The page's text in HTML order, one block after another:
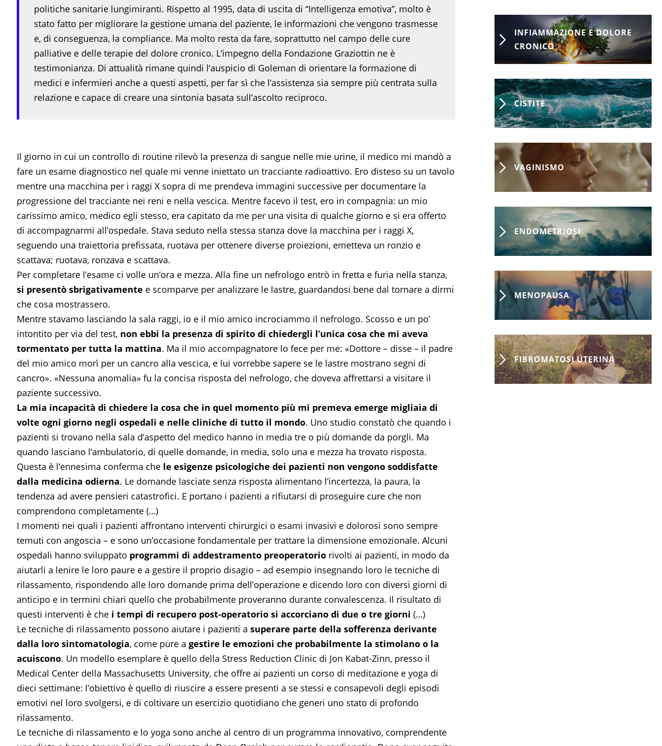
politiche sanitarie lungimiranti. Rispetto al 1995, data di uscita di “Intelligenza emotiva”, molto è
stato fatto per migliorare la gestione umana del paziente, le informazioni che vengono trasmesse
e, di conseguenza, la compliance. Ma molto resta da fare, soprattutto nel campo delle cure
palliative e delle terapie del dolore cronico. L’impegno della Fondazione Graziottin ne è
testimonianza. Di attualità rimane quindi l’auspicio di Goleman di orientare la formazione di
medici e infermieri anche a questi aspetti, per far sì che l’assistenza sia sempre più centrata sulla
relazione e capace di creare una sintonia basata sull’ascolto reciproco.
Il giorno in cui un controllo di routine rilevò la presenza di sangue nelle mie urine, il medico mi mandò a
fare un esame diagnostico nel quale mi venne iniettato un tracciante radioattivo. Ero disteso su un tavolo
mentre una macchina per i raggi X sopra di me prendeva immagini successive per documentare la
progressione del tracciante nei reni e nella vescica. Mentre facevo il test, ero in compagnia: un mio
carissimo amico, medico egli stesso, era capitato da me per una visita di qualche giorno e si era offerto
di accompagnarmi all’ospedale. Stava seduto nella stessa stanza dove la macchina per i raggi X,
seguendo una traiettoria prefissata, ruotava per ottenere diverse proiezioni, emetteva un ronzio e
scattava; ruotava, ronzava e scattava.
Per completare l’esame ci volle un’ora e mezza. Alla fine un nefrologo entrò in fretta e furia nella stanza,
si presentò sbrigativamente e scomparve per analizzare le lastre, guardandosi bene dal tornare a dirmi
che cosa mostrassero.
Mentre stavamo lasciando la sala raggi, io e il mio amico incrociammo il nefrologo. Scosso e un po’
intontito per via del test, non ebbi la presenza di spirito di chiedergli l’unica cosa che mi aveva
tormentato per tutta la mattina. Ma il mio accompagnatore lo fece per me: «Dottore – disse – il padre
del mio amico morì per un cancro alla vescica, e lui vorrebbe sapere se le lastre mostrano segni di
cancro». «Nessuna anomalia» fu la concisa risposta del nefrologo, che doveva affrettarsi a visitare il
paziente successivo.
La mia incapacità di chiedere la cosa che in quel momento più mi premeva emerge migliaia di
volte ogni giorno negli ospedali e nelle cliniche di tutto il mondo. Uno studio constatò che quando i
pazienti si trovano nella sala d’aspetto del medico hanno in media tre o più domande da porgli. Ma
quando lasciano l’ambulatorio, di quelle domande, in media, solo una e mezza ha trovato risposta.
Questa è l’ennesima conferma che le esigenze psicologiche dei pazienti non vengono soddisfatte
dalla medicina odierna. Le domande lasciate senza risposta alimentano l’incertezza, la paura, la
tendenza ad avere pensieri catastrofici. E portano i pazienti a rifiutarsi di proseguire cure che non
comprendono completamente (…)
I momenti nei quali i pazienti affrontano interventi chirurgici o esami invasivi e dolorosi sono sempre
temuti con angoscia – e sono un’occasione fondamentale per trattare la dimensione emozionale. Alcuni
ospedali hanno sviluppato programmi di addestramento pre­operatoriorivolti ai pazienti, in modo da
aiutarli a lenire le loro paure e a gestire il proprio disagio – ad esempio insegnando loro le tecniche di
rilassamento, rispondendo alle loro domande prima dell’operazione e dicendo loro con diversi giorni di
anticipo e in termini chiari quello che probabilmente proveranno durante convalescenza. Il risultato di
questi interventi è che i tempi di recupero post-operatorio si accorciano di due o tre giorni (…)
Le tecniche di rilassamento possono aiutare i pazienti a superare parte della sofferenza derivante
dalla loro sintomatologia, come pure a gestire le emozioni che probabilmente la stimolano o la
acuiscono. Un modello esemplare è quello della Stress Reduction Clinic di Jon Kabat-Zinn, presso il
Medical Center della Massachusetts University, che offre ai pazienti un corso di meditazione e yoga di
dieci settimane: l’obiettivo è quello di riuscire a essere presenti a se stessi e consapevoli degli episodi
emotivi nel loro svolgersi, e di coltivare un esercizio quotidiano che generi uno stato di profondo
rilassamento.
Le tecniche di rilassamento e lo yoga sono anche al centro di un programma innovativo, comprendente
INFIAMMAZIONE E DOLORE
CRONICO
CISTITE
VAGINISMO
ENDOMETRIOSI
MENOPAUSA
FIBROMATOSI UTERINA